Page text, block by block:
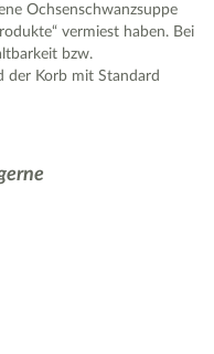
Ochsenschwanzsuppe
vermiest haben. Bei
bzw.
der Korb mit Standard